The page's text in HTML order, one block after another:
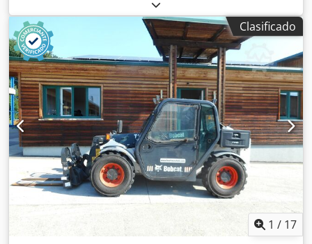
mm, tipo de combustible:eléctrico, tipo de mástil:dúplex,
altura de construcción:
2.150 mm, longitud de la horquilla:
1.150 mm
585 kg, longitud total:
tipo de accionamiento:Elektro, ancho de construcción:
800 mm, Apilador Cjdpoy Uz Sqofx Acajrf Centro de carga:
600 mm Ancho de horquillas: 180 mm Grosor de
horquillas: 60 mm Tipo de mástil: Dúplex Estado: Nuevo
Estado técnico: Nuevo Tipo de neumático delantero:
Poliuretano Estado del neumático delantero: 80 - 100%
Tipo de neumático trasero: Poliuretano Estado del
neumático trasero: 80 - 100% Batería Voltios: 24V Batería
Ah: 60Ah Tipo de batería: Ion de litio Año de fabricación de
la batería: 2026 Estado de la batería: 80 - 100% Certificado
CE, Batería de ion de litio libre de mantenimiento 24 V
Clasificado
1 / 17